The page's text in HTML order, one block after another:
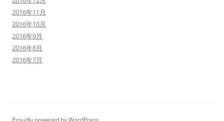
2016年11月
2016年10月
2016年9月
2016年8月
2016年7月